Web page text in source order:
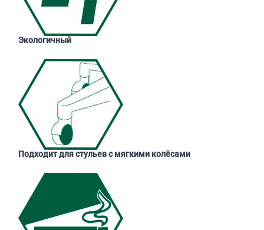
Экологичный
Подходит для стульев с мягкими колёсами